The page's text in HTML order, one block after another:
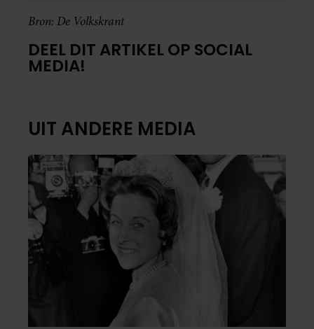
Bron: De Volkskrant
DEEL DIT ARTIKEL OP SOCIAL
MEDIA!
UIT ANDERE MEDIA